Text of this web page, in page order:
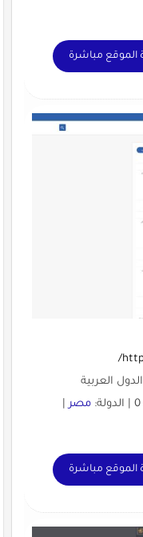
الموقع مباشرة
العربية
مصر|
الموقع مباشرة